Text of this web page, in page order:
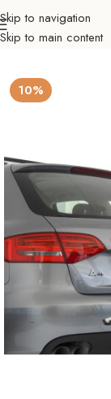
Skip to navigation
Skip to main content
Početna Auto nosači
10%